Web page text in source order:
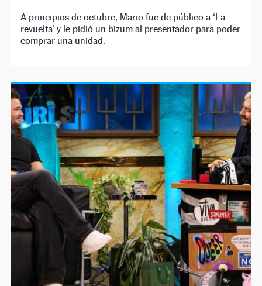
A principios de octubre, Mario fue de público a ‘La
revuelta’ y le pidió un bizum al presentador para poder
comprar una unidad.